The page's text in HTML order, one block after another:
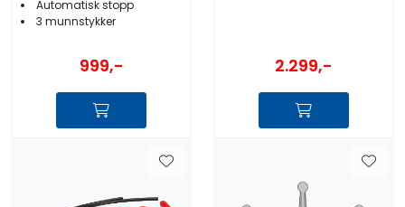
Automatisk stopp
3 munnstykker
999,- 2.299,-